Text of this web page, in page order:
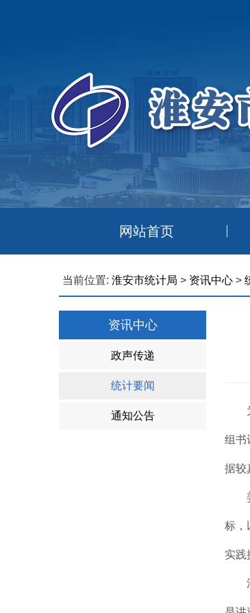
网站首页
当前位置: 淮安市统计局 > 资讯中心 >
资讯中心
政声传递
统计要闻
通知公告
组书
据较
标，
实践